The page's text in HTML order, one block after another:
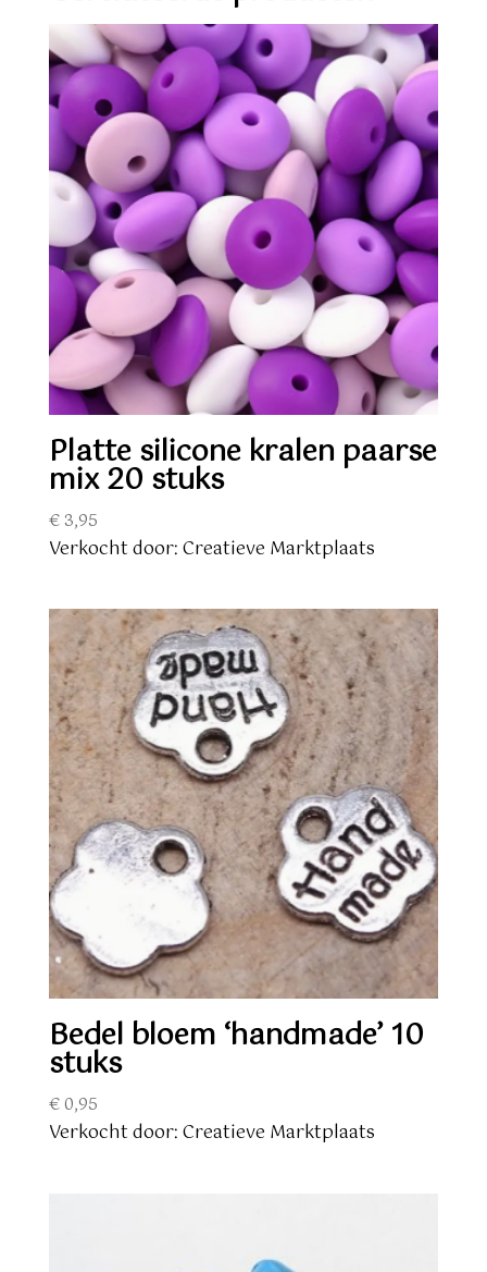
Platte silicone kralen paarse
mix 20 stuks
€3,95
Verkocht door: Creatieve Marktplaats
Bedel bloem ‘handmade’ 10
stuks
€0,95
Verkocht door: Creatieve Marktplaats